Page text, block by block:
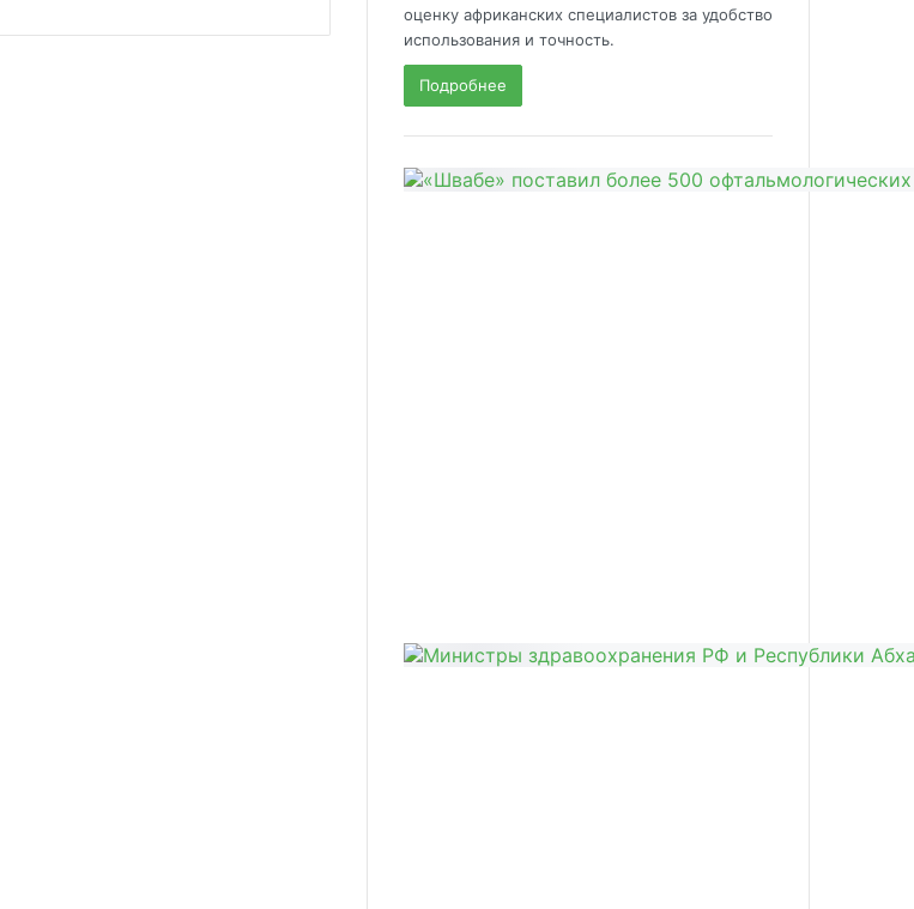
оценку африканских специалистов за удобство
использования и точность.
Подробнее